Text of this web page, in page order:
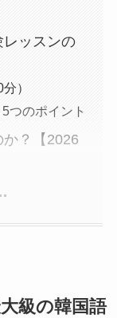
ッスンの
）
つのポイント
？【2026
級の韓国語